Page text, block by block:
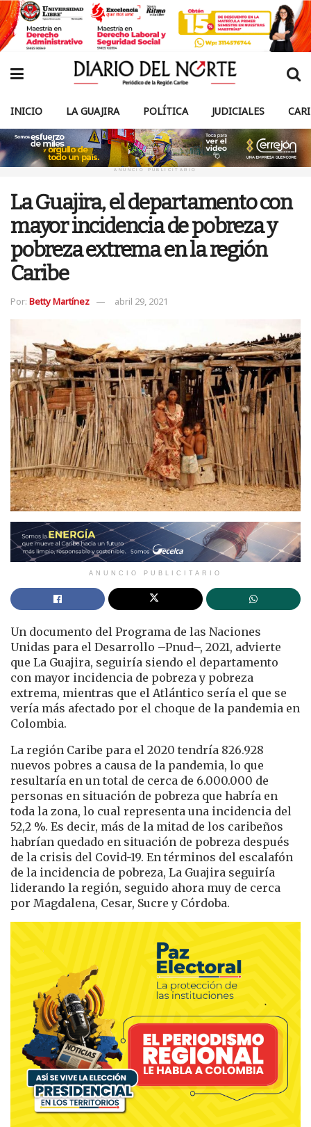
INICIO LA GUAJIRA POLÍTICA JUDICIALES
ANUNCIO PUBLICITARIO
La Guajira, el departamento con
mayor incidencia de pobreza y
pobreza extrema en la región
Caribe
Por: Betty Martínez abril 29, 2021
ANUNCIO PUBLICITARIO
Un documento del Programa de las Naciones
Unidas para el Desarrollo –Pnud–, 2021, advierte
que La Guajira, seguiría siendo el departamento
con mayor incidencia de pobreza y pobreza
extrema, mientras que el Atlántico sería el que se
vería más afectado por el choque de la pandemia en
Colombia.
La región Caribe para el 2020 tendría 826.928
nuevos pobres a causa de la pandemia, lo que
resultaría en un total de cerca de 6.000.000 de
personas en situación de pobreza que habría en
toda la zona, lo cual representa una incidencia del
52,2 %. Es decir, más de la mitad de los caribeños
habrían quedado en situación de pobreza después
de la crisis del Covid-19. En términos del escalafón
de la incidencia de pobreza, La Guajira seguiría
liderando la región, seguido ahora muy de cerca
por Magdalena, Cesar, Sucre y Córdoba.